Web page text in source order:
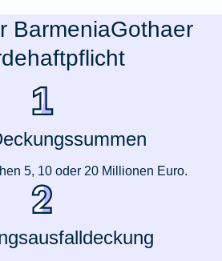
BarmeniaGothaer
5, 10 oder 20 Millionen Euro.